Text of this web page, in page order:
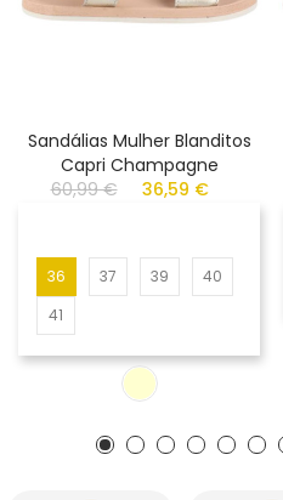
Sandálias Mulher Blanditos
Capri Champagne
60,99 €
36,59 €
36 37 39
40
41